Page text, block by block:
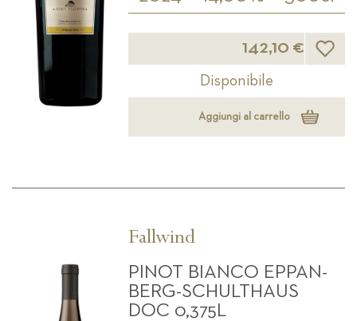
142,10 €
Disponibile
Aggiungi al carrello
Fallwind
PINOT BIANCO EPPAN-
BERG-SCHULTHAUS
DOC 0,375L